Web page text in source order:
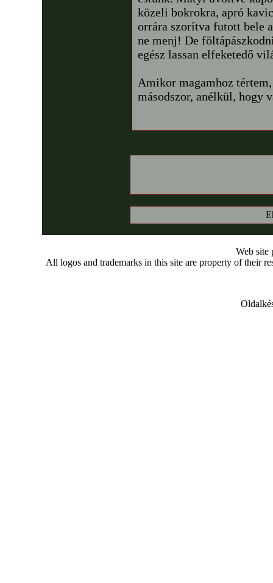
közeli bokrokra, apró
orrára szorítva futott bele
ne menj! De
egész lassan elfeketedő
Amikor magamhoz
másodszor, anélkül, hogy
Web site
All logos and trademarks in this site are property of their